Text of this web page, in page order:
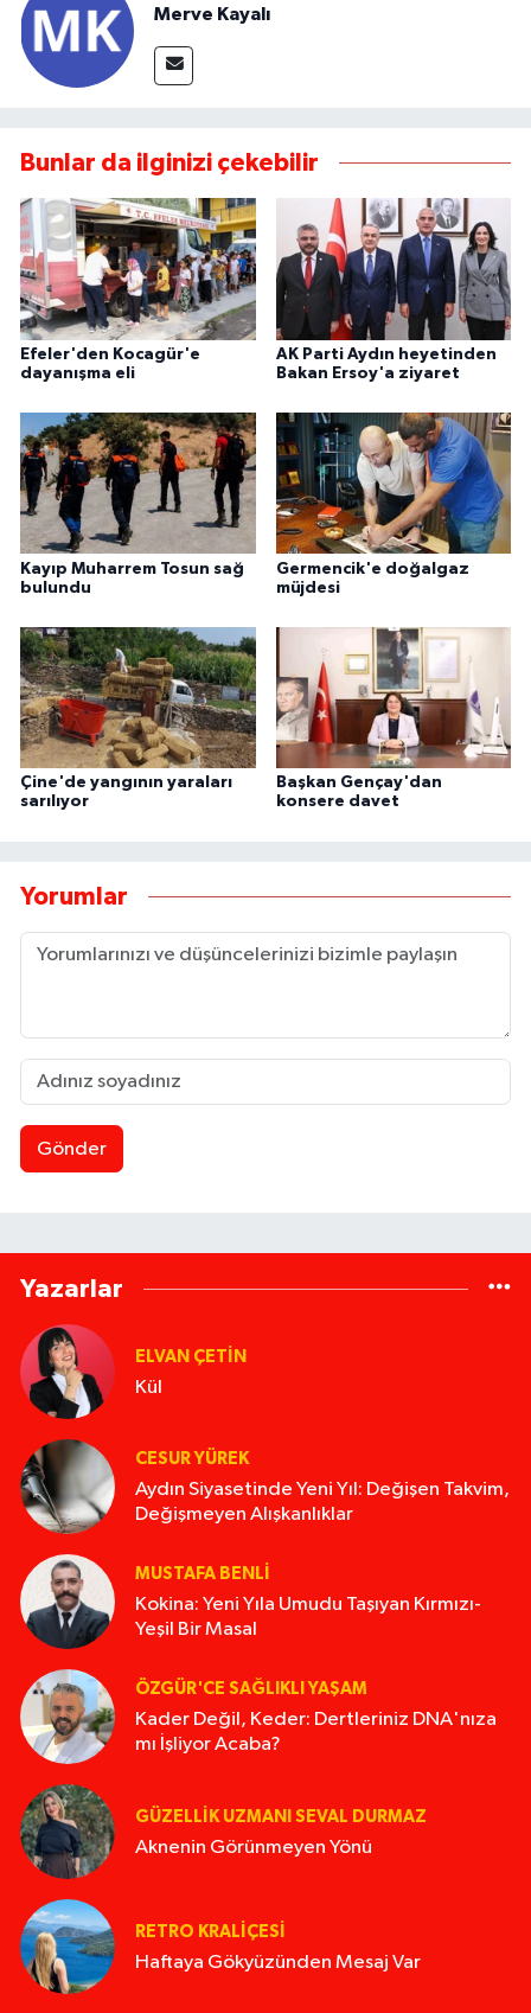
Merve Kayalı
Bunlar da ilginizi çekebilir
Efeler'den Kocagür'e
dayanışma eli
AK Parti Aydın heyetinden
Bakan Ersoy'a ziyaret
Kayıp Muharrem Tosun sağ
bulundu
Germencik'e doğalgaz
müjdesi
Çine'de yangının yaraları
sarılıyor
Başkan Gençay'dan
konsere davet
Yorumlar
Gönder
Yazarlar
ELVAN ÇETIN
Kül
CESUR YÜREK
Aydın Siyasetinde Yeni Yıl: Değişen Takvim,
Değişmeyen Alışkanlıklar
MUSTAFA BENLI
Kokina: Yeni Yıla Umudu Taşıyan Kırmızı-
Yeşil Bir Masal
ÖZGÜR'CE SAĞLIKLI YAŞAM
Kader Değil, Keder: Dertleriniz DNA'nıza
mı İşliyor Acaba?
GÜZELLIK UZMANI SEVAL DURMAZ
Aknenin Görünmeyen Yönü
RETRO KRALIÇESI
Haftaya Gökyüzünden Mesaj Var